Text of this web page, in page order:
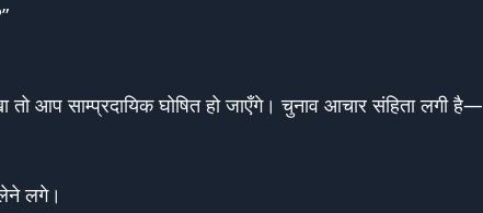
तो आप साम्प्रदायिक घोषित हो जाएँगे। चुनाव आचार संहिता लगी है—
लगे।